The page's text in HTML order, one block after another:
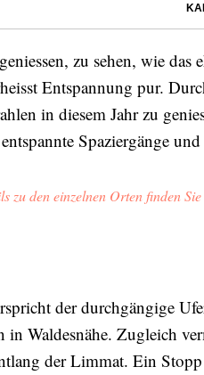
zu sehen, wie
Entspannung pur.
in diesem Jahr zu
Spaziergänge
zu den einzelnen Orten finden
der durchgängige
in Waldesnähe. Zugleich
der Limmat. Ein